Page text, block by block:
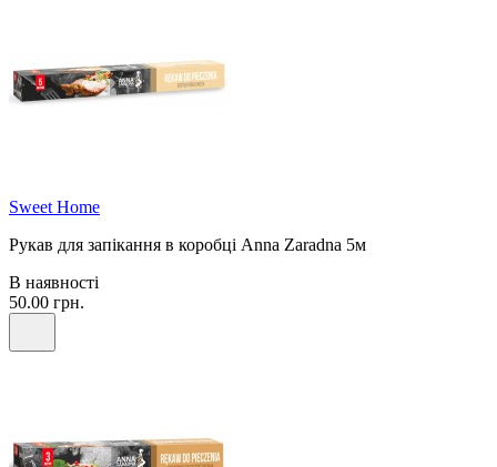
Sweet Home
Рукав для запікання в коробці Anna Zaradna 5м
В наявності
50.00 грн.